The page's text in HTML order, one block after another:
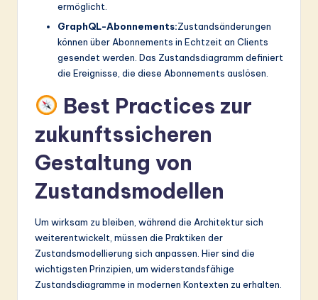
ermöglicht.
GraphQL-Abonnements:Zustandsänderungen
können über Abonnements in Echtzeit an Clients
gesendet werden. Das Zustandsdiagramm definiert
die Ereignisse, die diese Abonnements auslösen.
Best Practices zur
zukunftssicheren
Gestaltung von
Zustandsmodellen
Um wirksam zu bleiben, während die Architektur sich
weiterentwickelt, müssen die Praktiken der
Zustandsmodellierung sich anpassen. Hier sind die
wichtigsten Prinzipien, um widerstandsfähige
Zustandsdiagramme in modernen Kontexten zu erhalten.